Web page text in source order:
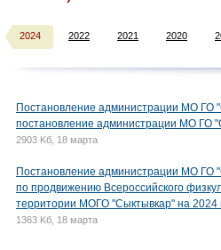
2024 2022 2021 2020
Постановление администрации МО ГО
постановление администрации МО ГО
2903 Kб, 18 марта
Постановление администрации МО ГО
по продвижению Всероссийского
территории МОГО "Сыктывкар" на 2024
1363 Kб, 18 марта